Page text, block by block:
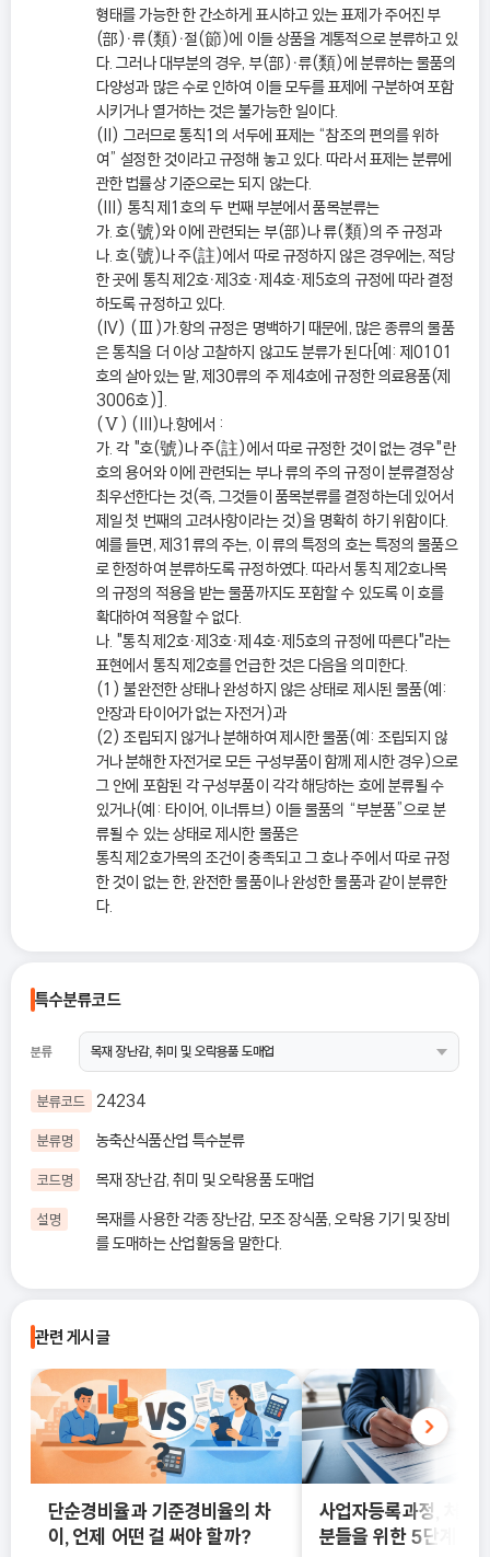
형태를 가능한 한 간소하게 표시하고 있는 표제가 주어진 부
(部)ㆍ류(類)ㆍ절(節)에 이들 상품을 계통적으로 분류하고 있
다. 그러나 대부분의 경우, 부(部)ㆍ류(類)에 분류하는 물품의
다양성과 많은 수로 인하여 이들 모두를 표제에 구분하여 포함
시키거나 열거하는 것은 불가능한 일이다.
(II) 그러므로 통칙1의 서두에 표제는 “참조의 편의를 위하
여” 설정한 것이라고 규정해 놓고 있다. 따라서 표제는 분류에
관한 법률상 기준으로는 되지 않는다.
(III) 통칙 제1호의 두 번째 부분에서 품목분류는
가. 호(號)와 이에 관련되는 부(部)나 류(類)의 주 규정과
나. 호(號)나 주(註)에서 따로 규정하지 않은 경우에는, 적당
한 곳에 통칙 제2호ㆍ제3호ㆍ제4호ㆍ제5호의 규정에 따라 결정
하도록 규정하고 있다.
(IV) (Ⅲ)가.항의 규정은 명백하기 때문에, 많은 종류의 물품
은 통칙을 더 이상 고찰하지 않고도 분류가 된다[예: 제0101
호의 살아있는 말, 제30류의 주 제4호에 규정한 의료용품(제
3006호)].
(Ⅴ) (III)나.항에서 :
가. 각 "호(號)나 주(註)에서 따로 규정한 것이 없는 경우"란
호의 용어와 이에 관련되는 부나 류의 주의 규정이 분류결정상
최우선한다는 것(즉, 그것들이 품목분류를 결정하는데 있어서
제일 첫 번째의 고려사항이라는 것)을 명확히 하기 위함이다.
예를 들면, 제31류의 주는, 이 류의 특정의 호는 특정의 물품으
로 한정하여 분류하도록 규정하였다. 따라서 통칙 제2호나목
의 규정의 적용을 받는 물품까지도 포함할 수 있도록 이 호를
확대하여 적용할 수 없다.
나. "통칙 제2호ㆍ제3호ㆍ제4호ㆍ제5호의 규정에 따른다"라는
표현에서 통칙 제2호를 언급한 것은 다음을 의미한다.
(1) 불완전한 상태나 완성하지 않은 상태로 제시된 물품(예:
안장과 타이어가 없는 자전거)과
(2) 조립되지 않거나 분해하여 제시한 물품(예: 조립되지 않
거나 분해한 자전거로 모든 구성부품이 함께 제시한 경우)으로
그 안에 포함된 각 구성부품이 각각 해당하는 호에 분류될 수
있거나(예: 타이어, 이너튜브) 이들 물품의 “부분품”으로 분
류될 수 있는 상태로 제시한 물품은
통칙 제2호가목의 조건이 충족되고 그 호나 주에서 따로 규정
한 것이 없는 한, 완전한 물품이나 완성한 물품과 같이 분류한
다.
특수분류코드
분류
분류코드 24234
분류명 농축산식품산업 특수분류
코드명 목재 장난감, 취미 및 오락용품 도매업
설명
목재를 사용한 각종 장난감, 모조 장식품, 오락용 기기 및 장비
를 도매하는 산업활동을 말한다.
관련 게시글
단순경비율과 기준경비율의 차
이, 언제 어떤 걸 써야 할까?
사업자등록과정, 처음
분들을 위한 5단계 정